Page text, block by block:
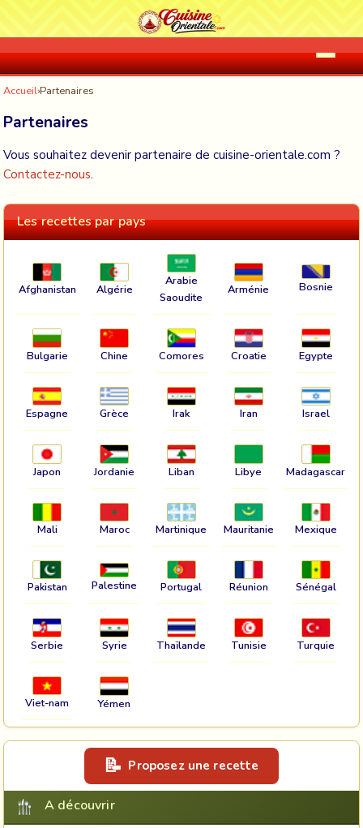
Accueil›Partenaires
Partenaires
Vous souhaitez devenir partenaire de cuisine-orientale.com ?
Contactez-nous.
Les recettes par pays
Afghanistan Algérie
Arabie
Saoudite
Arménie Bosnie
Bulgarie Chine Comores Croatie Egypte
Espagne Grèce Irak Iran Israel
Japon Jordanie Liban Libye Madagascar
Mali Maroc Martinique Mauritanie Mexique
Pakistan Palestine Portugal Réunion Sénégal
Serbie Syrie Thaïlande Tunisie Turquie
Viet-nam Yémen
Proposez une recette
A découvrir